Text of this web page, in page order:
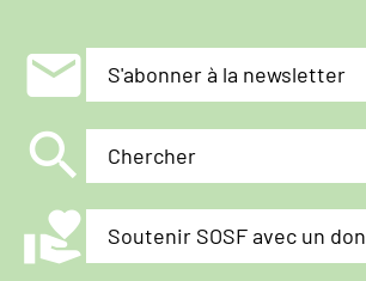
Des
visions
à
l’épreuve
mail S'abonner à la newsletter
search Chercher
volunteer_activism Soutenir SOSF avec un don